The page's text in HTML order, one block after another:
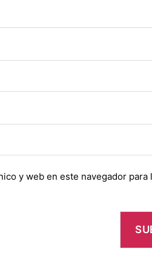
y web en este navegador para